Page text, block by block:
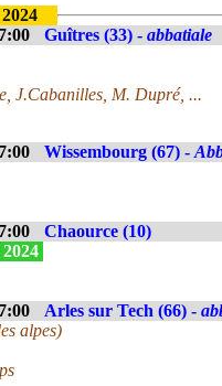
Guîtres (33) - abbatiale
J.Cabanilles, M. Dupré, ...
Wissembourg (67) -
Chaource (10)
Arles sur Tech (66) -
alpes)